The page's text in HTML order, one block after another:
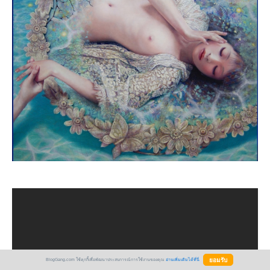
BlogGang.com ใช้คุกกี้เพื่อพัฒนาประสบการณ์การใช้งานของคุณ อ่านเพิ่มเติมได้ที่นี่